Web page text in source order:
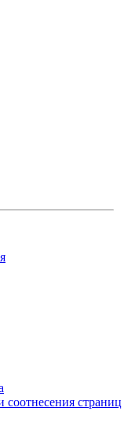
соотнесения страниц